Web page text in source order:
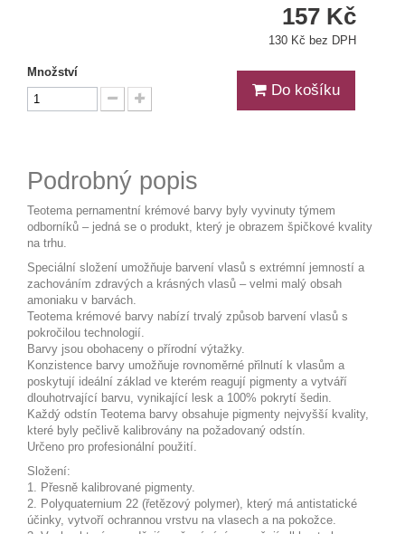
157 Kč
130 Kč bez DPH
Množství
Do košíku
Podrobný popis
Teotema pernamentní krémové barvy byly vyvinuty týmem
odborníků – jedná se o produkt, který je obrazem špičkové kvality
na trhu.
Speciální složení umožňuje barvení vlasů s extrémní jemností a
zachováním zdravých a krásných vlasů – velmi malý obsah
amoniaku v barvách.
Teotema krémové barvy nabízí trvalý způsob barvení vlasů s
pokročilou technologií.
Barvy jsou obohaceny o přírodní výtažky.
Konzistence barvy umožňuje rovnoměrné přilnutí k vlasům a
poskytují ideální základ ve kterém reagují pigmenty a vytváří
dlouhotrvající barvu, vynikající lesk a 100% pokrytí šedin.
Každý odstín Teotema barvy obsahuje pigmenty nejvyšší kvality,
které byly pečlivě kalibrovány na požadovaný odstín.
Určeno pro profesionální použití.
Složení:
1. Přesně kalibrované pigmenty.
2. Polyquaternium 22 (řetězový polymer), který má antistatické
účinky, vytvoří ochrannou vrstvu na vlasech a na pokožce.